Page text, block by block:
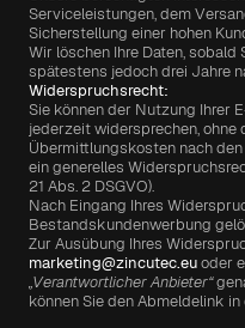
Serviceleistungen, dem
Sicherstellung einer hohen
Wir löschen Ihre Daten,
spätestens jedoch drei Jahre
Widerspruchsrecht:
Sie können der Nutzung Ihrer
jederzeit widersprechen, ohne
Übermittlungskosten nach
ein generelles
21 Abs. 2 DSGVO).
Nach Eingang Ihres
Bestandskundenwerbung
marketing@zincutec.eu
„Verantwortlicher Anbieter“
können Sie den Abmeldelink